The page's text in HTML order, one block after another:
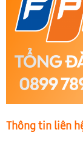
Thông tin liên